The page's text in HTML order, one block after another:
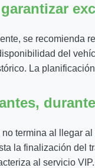
se recomienda
del
La
termina al llegar
la finalización del
al servicio VIP.